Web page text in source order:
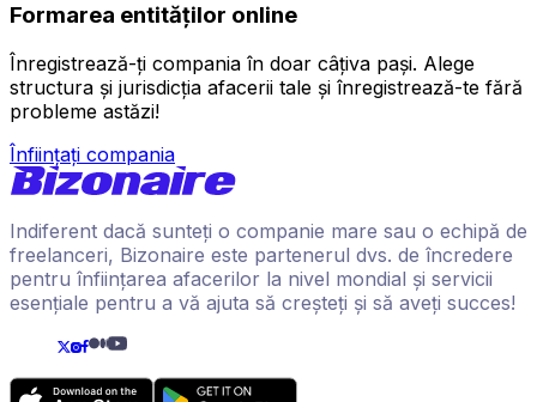
Formarea entităților online
Înregistrează-ți compania în doar câțiva pași. Alege
structura și jurisdicția afacerii tale și înregistrează-te fără
probleme astăzi!
Înființați compania
Indiferent dacă sunteți o companie mare sau o echipă de
freelanceri, Bizonaire este partenerul dvs. de încredere
pentru înființarea afacerilor la nivel mondial și servicii
esențiale pentru a vă ajuta să creșteți și să aveți succes!